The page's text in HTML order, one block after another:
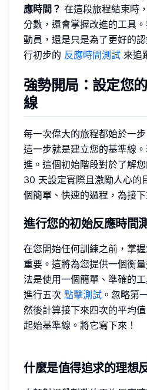
應時間？ 在這段旅程結束時
分數，還會掌握改進的工具
動員，還是只是為了更好的
行初步的 反應時間測試 來追
強勢開局：設定您
線
每一次偉大的旅程都始於一
這一步就是建立您的基準線
進。這個初始階段對於了解
30 天設定實際且激勵人心的
個簡單、快速的過程，為接
進行您的初始反應時間
在您開始任何訓練之前，掌
重要。這將為您提供一個衡
法是使用一個簡單、準確的
進行五次 點擊測試 。忽略第
然後計算接下來四次的平均
起始基準線。將它寫下來！
什麼是值得追求的理想